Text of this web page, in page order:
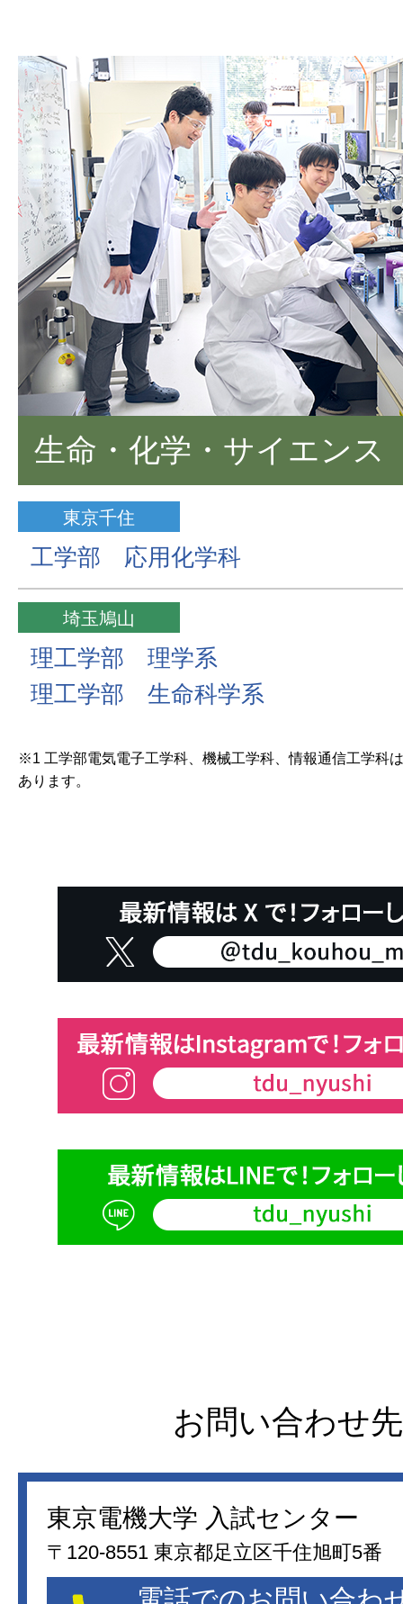
生命・化学・サイエンス
東京千住
工学部 応用化学科
埼玉鳩山
理工学部 理学系
理工学部 生命科学系
※1 工学部電気電子工学科、機械工学科、情報通信工学科
あります。
お問い合わせ先
東京電機大学 入試センター
〒120-8551 東京都足立区千住旭町5番